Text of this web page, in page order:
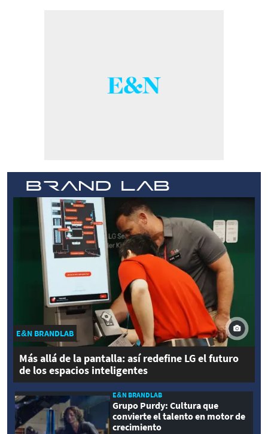
E&N BRANDLAB
Más allá de la pantalla: así redefine LG el futuro
de los espacios inteligentes
E&N BRANDLAB
Grupo Purdy: Cultura que
convierte el talento en motor de
crecimiento